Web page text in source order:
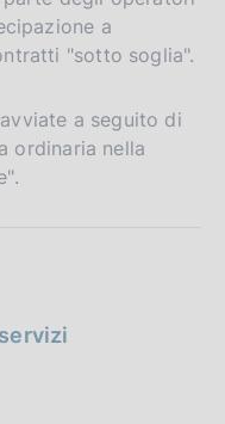
a
"sotto soglia".
a seguito di
ordinaria nella